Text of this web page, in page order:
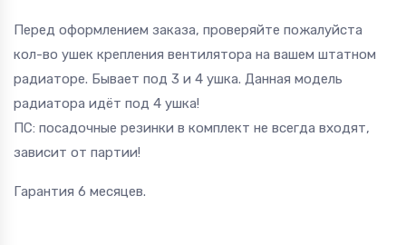
Перед оформлением заказа, проверяйте пожалуйста
кол-во ушек крепления вентилятора на вашем штатном
радиаторе. Бывает под 3 и 4 ушка. Данная модель
радиатора идёт под 4 ушка!
ПС: посадочные резинки в комплект не всегда входят,
зависит от партии!
Гарантия 6 месяцев.